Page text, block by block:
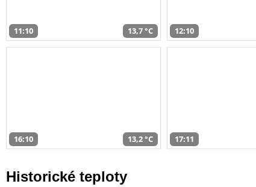
11:10 13,7 °C 12:10
16:10 13,2 °C 17:11
Historické teploty